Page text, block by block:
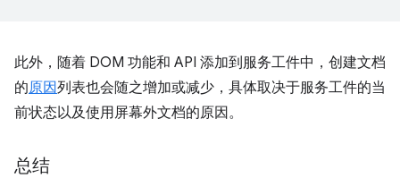
此外，随着 DOM 功能和 API 添加到服务工件中，创建文档
的原因列表也会随之增加或减少，具体取决于服务工件的当
前状态以及使用屏幕外文档的原因。
总结